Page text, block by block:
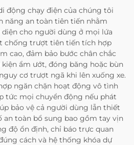
động chạy điện của chúng tôi
năng an toàn tiên tiến nhằm
cho người dùng ở mọi lứa
chống trượt tiên tiến tích hợp
cao, đảm bảo bước chân chắc
ẩm ướt, đóng băng hoặc bùn
cơ trượt ngã khi lên xuống xe.
ngăn chặn hoạt động vô tình
tức mọi chuyển động nếu phát
bảo vệ cả người dùng lẫn thiết
an toàn bổ sung bao gồm tay vịn
độ ổn định, chỉ báo trực quan
cách và hệ thống khóa dự